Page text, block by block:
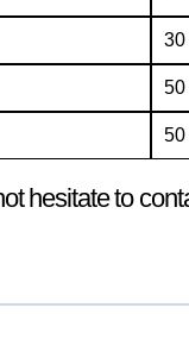
30
50
50
hesitate to